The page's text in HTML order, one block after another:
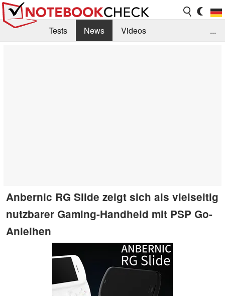
Tests News
Videos
...
Anbernic RG Slide zeigt sich als vielseitig
nutzbarer Gaming-Handheld mit PSP Go-
Anleihen